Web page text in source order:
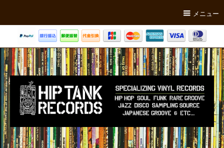
メニュー